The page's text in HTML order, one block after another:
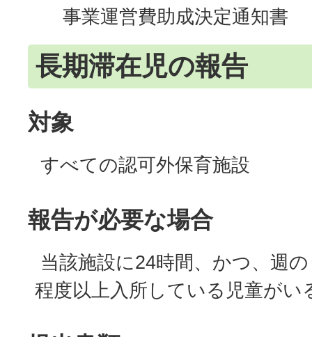
事業運営費助成決定通知書
長期滞在児の報告
対象
すべての認可外保育施設
報告が必要な場合
当該施設に24時間、かつ、週
程度以上入所している児童がい